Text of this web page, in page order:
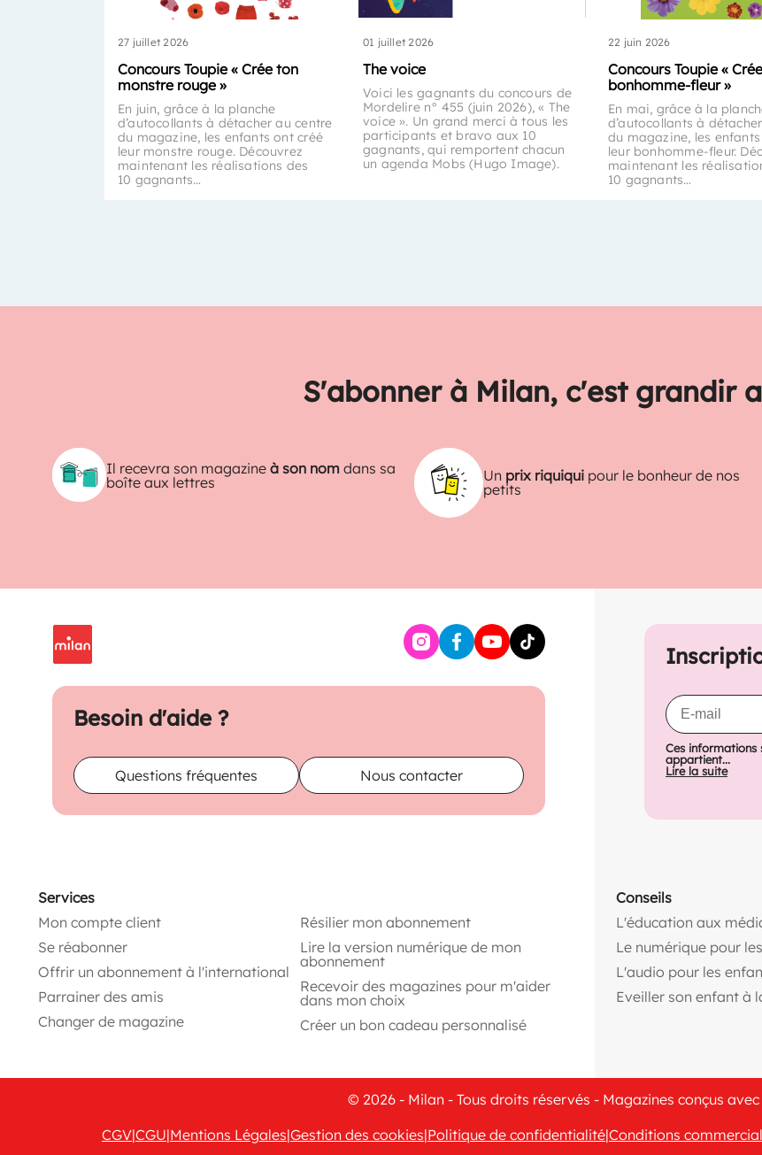
27 juillet 2026
Concours Toupie « Crée ton
monstre rouge »
En juin, grâce à la planche
d’autocollants à détacher au centre
du magazine, les enfants ont créé
leur monstre rouge. Découvrez
maintenant les réalisations des
10 gagnants…
01 juillet 2026
The voice
Voici les gagnants du concours de
Mordelire n° 455 (juin 2026), « The
voice ». Un grand merci à tous les
participants et bravo aux 10
gagnants, qui remportent chacun
un agenda Mobs (Hugo Image).
22 juin 2026
Concours Toupie «
bonhomme-fleur »
En mai, grâce à la
d’autocollants à
du magazine, les
leur bonhomme-fleur.
maintenant les
10 gagnants…
S'abonner à Milan, c'est grandir
Il recevra son magazineà son nom dans sa
boîte aux lettres
Un prix riquiqui pour le bonheur de nos
petits
Besoin d'aide ?
Questions fréquentes Nous contacter
Ces informations
appartient...
Lire la suite
Services
Mon compte client
Se réabonner
Offrir un abonnement à l'international
Parrainer des amis
Changer de magazine
Résilier mon abonnement
Lire la version numérique de mon
abonnement
Recevoir des magazines pour m'aider
dans mon choix
Créer un bon cadeau personnalisé
Conseils
L'éducation aux
Le numérique pour
L'audio pour les
Eveiller son enfant à
© 2026 - Milan - Tous droits réservés - Magazines conçus
CGV|CGU|Mentions Légales|Gestion des cookies|Politique de confidentialité|Conditions